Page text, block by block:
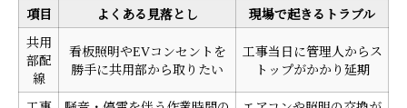
項目 よくある見落とし 現場で起きるトラブル
共用
部配
線
看板照明やEVコンセントを
勝手に共用部から取りたい
工事当日に管理人からス
トップがかかり延期